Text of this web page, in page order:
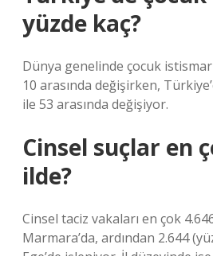
yüzde kaç?
Dünya genelinde çocuk
10 arasında değişirken,
ile 53 arasında değişiyor.
Cinsel suçlar en
ilde?
Cinsel taciz vakaları en çok
Marmara’da, ardından 2.644